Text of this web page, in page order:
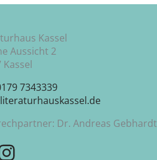
Kassel
Aussicht 2
Kassel
7343339
Dr. Andreas Gebhardt
SeiteInstagram-Kanal